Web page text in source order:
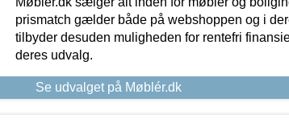
prismatch gælder både på webshoppen og i
tilbyder desuden muligheden for rentefri
deres udvalg.
Se udvalget på Møblér.dk